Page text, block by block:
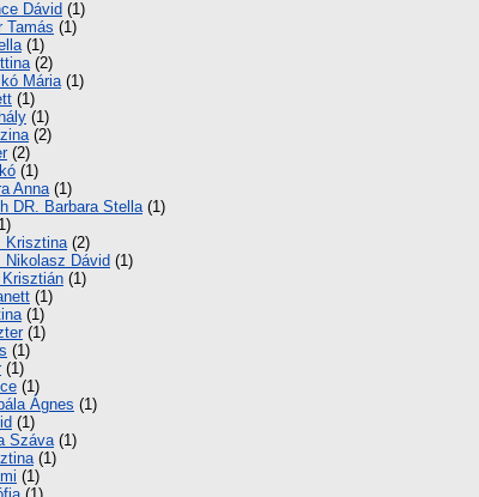
Dávid (1)
Tamás (1)
(1)
(2)
Mária(1)
(1)
(1)
(2)
(2)
(1)
Anna(1)
DR. Barbara Stella(1)
Krisztina(2)
Nikolasz Dávid (1)
Krisztián (1)
(1)
(1)
(1)
(1)
(1)
(1)
Ágnes (1)
(1)
Száva(1)
(1)
(1)